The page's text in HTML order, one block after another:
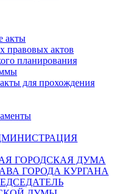
акты
правовых актов
планирования
для прохождения
ГОРОДСКАЯ ДУМА
ГОРОДА КУРГАНА